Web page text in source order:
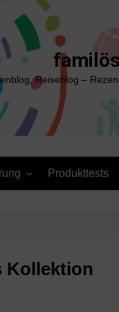
Reiseblog –
Produkttests
Kollektion